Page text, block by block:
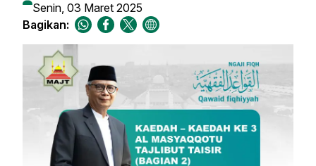
Senin, 03 Maret 2025
Bagikan: